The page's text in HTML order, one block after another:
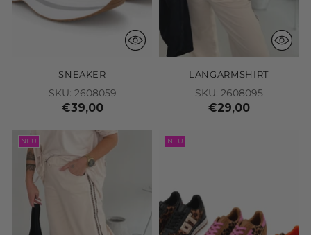
SNEAKER
SKU: 2608059
€39,00
LANGARMSHIRT
SKU: 2608095
€29,00
NEU NEU